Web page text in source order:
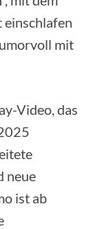
einschlafen
mit
Video, das
neue
ist ab